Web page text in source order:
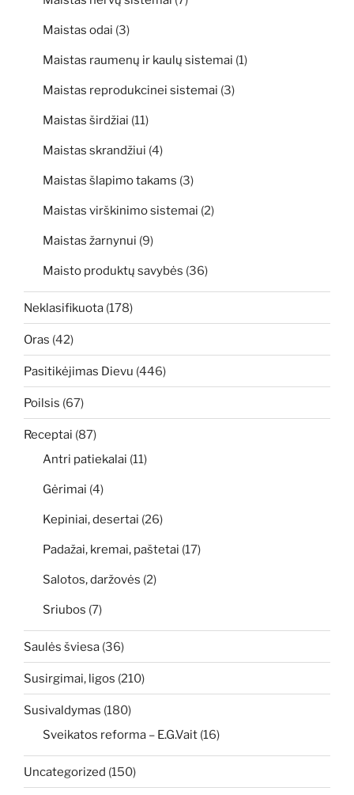
Maistas odai (3)
Maistas raumenų ir kaulų sistemai (1)
Maistas reprodukcinei sistemai (3)
Maistas širdžiai (11)
Maistas skrandžiui (4)
Maistas šlapimo takams (3)
Maistas virškinimo sistemai (2)
Maistas žarnynui (9)
Maisto produktų savybės (36)
Neklasifikuota (178)
Oras (42)
Pasitikėjimas Dievu (446)
Poilsis (67)
Receptai (87)
Antri patiekalai (11)
Gėrimai (4)
Kepiniai, desertai (26)
Padažai, kremai, paštetai (17)
Salotos, daržovės (2)
Sriubos (7)
Saulės šviesa (36)
Susirgimai, ligos (210)
Susivaldymas (180)
Sveikatos reforma – E.G.Vait (16)
Uncategorized (150)